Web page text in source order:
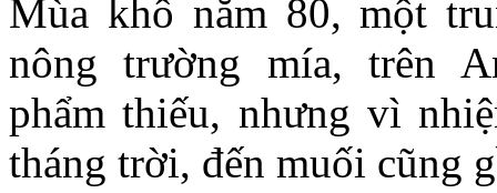
Mùa khô năm 80, một
nông trường mía, trên
phẩm thiếu, nhưng vì
tháng trời, đến muối cũng